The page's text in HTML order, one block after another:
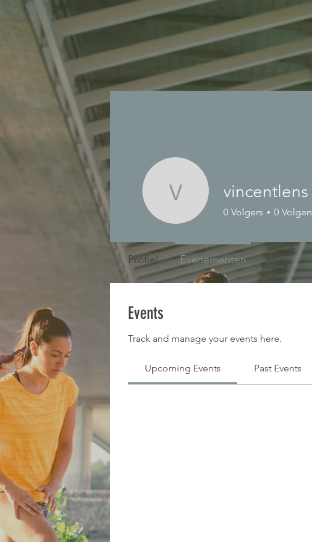
Events
Track and manage your events here.
Upcoming Events Past Events
vincentlens
vincentlens
0 Volgers 0 Volgen
Profiel Evenementen